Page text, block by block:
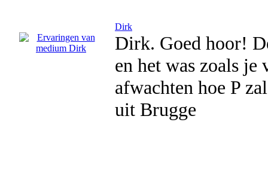
Dirk
Dirk. Goed hoor!
en het was zoals
afwachten hoe P
uit Brugge